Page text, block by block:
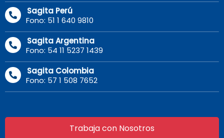
Sagita Perú
Fono: 51 1 640 9810
Sagita Argentina
Fono: 54 11 5237 1439
Sagita Colombia
Fono: 57 1 508 7652
Trabaja con Nosotros